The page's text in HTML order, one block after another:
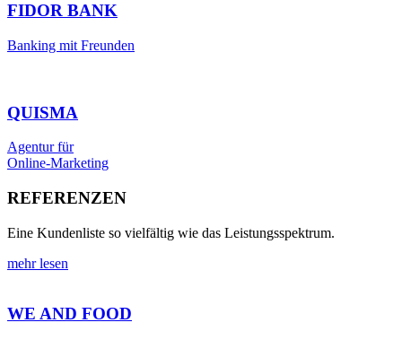
FIDOR BANK
Banking mit Freunden
QUISMA
Agentur für
Online-Marketing
REFERENZEN
Eine Kundenliste so vielfältig wie das Leistungsspektrum.
mehr lesen
WE AND FOOD